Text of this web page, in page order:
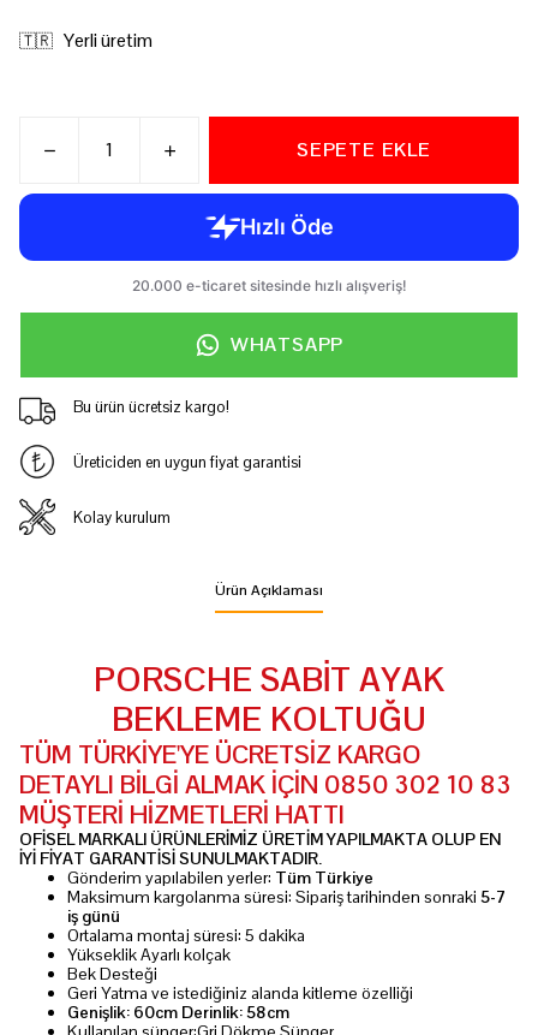
🇹🇷 Yerli üretim
SEPETE EKLE
WHATSAPP
Bu ürün ücretsiz kargo!
Üreticiden en uygun fiyat garantisi
Kolay kurulum
Ürün Açıklaması
PORSCHE SABİT AYAK
BEKLEME KOLTUĞU
TÜM TÜRKİYE'YE ÜCRETSİZ KARGO
DETAYLI BİLGİ ALMAK İÇİN 0850 302 10 83
MÜŞTERİ HİZMETLERİ HATTI
OFİSEL MARKALI ÜRÜNLERİMİZ ÜRETİM YAPILMAKTA OLUP EN
İYİ FİYAT GARANTİSİ SUNULMAKTADIR.
Gönderim yapılabilen yerler: Tüm Türkiye
Maksimum kargolanma süresi: Sipariş tarihinden sonraki 5-7
iş günü
Ortalama montaj süresi: 5 dakika
Yükseklik Ayarlı kolçak
Bek Desteği
Geri Yatma ve istediğiniz alanda kitleme özelliği
Genişlik: 60cm Derinlik: 58cm